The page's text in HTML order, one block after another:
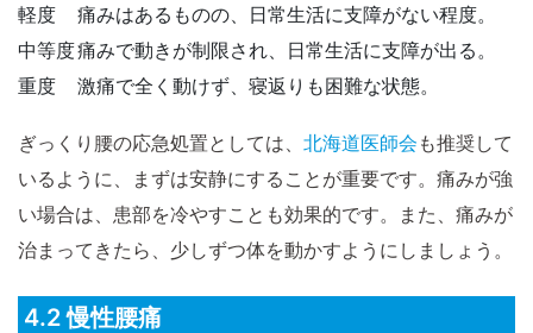
軽度
痛みはあるものの、日常生活に支障がない程度。
中等度痛みで動きが制限され、日常生活に支障が出る。
重度
激痛で全く動けず、寝返りも困難な状態。
ぎっくり腰の応急処置としては、 北海道医師会 も推奨して
いるように、まずは安静にすることが重要です。痛みが強
い場合は、患部を冷やすことも効果的です。また、痛みが
治まってきたら、少しずつ体を動かすようにしましょう。
4.2 慢性腰痛